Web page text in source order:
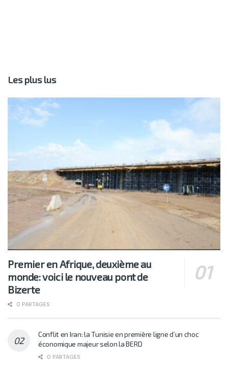
Les plus lus
Premier en Afrique, deuxième au
monde: voici le nouveau pont de
Bizerte
0 PARTAGES
Conflit en Iran: la Tunisie en première ligne d’un choc
économique majeur selon la BERD
0 PARTAGES